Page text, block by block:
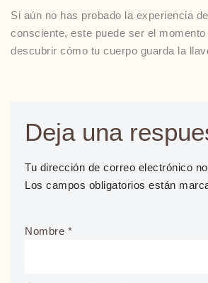
Si aún no has probado la experiencia
consciente, este puede ser el
descubrir cómo tu cuerpo guarda la
Deja una
Tu dirección de correo electrónico
Los campos obligatorios están
Nombre *